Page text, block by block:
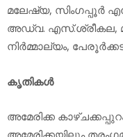
മലേഷ്യ, സിംഗപ്പൂര്‍
അഡ്വ. എസ്.ശ്രീകല,
നിര്‍മ്മാല്യം,
കൃതികള്‍
അമേരിക്ക